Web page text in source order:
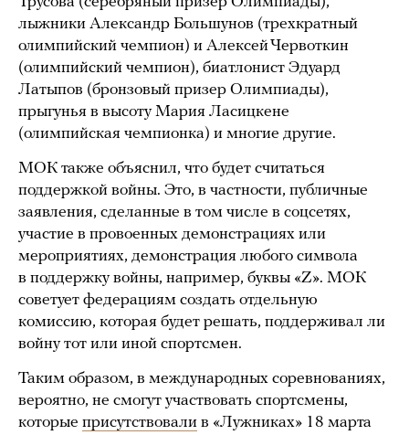
лыжники Александр Большунов (трехкратный
олимпийский чемпион) и Алексей Червоткин
(олимпийский чемпион), биатлонист Эдуард
Латыпов (бронзовый призер Олимпиады),
прыгунья в высоту Мария Ласицкене
(олимпийская чемпионка) и многие другие.
МОК также объяснил, что будет считаться
поддержкой войны. Это, в частности, публичные
заявления, сделанные в том числе в соцсетях,
участие в провоенных демонстрациях или
мероприятиях, демонстрация любого символа
в поддержку войны, например, буквы «Z». МОК
советует федерациям создать отдельную
комиссию, которая будет решать, поддерживал ли
войну тот или иной спортсмен.
Таким образом, в международных соревнованиях,
вероятно, не смогут участвовать спортсмены,
которые присутствовали в «Лужниках» 18 марта